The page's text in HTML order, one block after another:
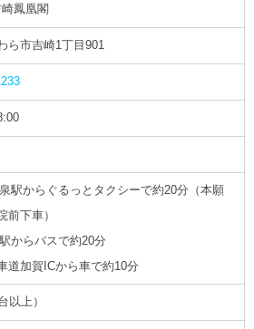
鳳凰閣
ら市吉崎1丁目901
駅からぐるっとタクシーで約20分（本願
前下車）
からバスで約20分
道加賀ICから車で約10分
以上）